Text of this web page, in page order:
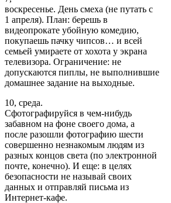
воскресенье. День смеха (не путать с
1 апреля). План: берешь в
видеопрокате убойную комедию,
покупаешь пачку чипсов… и всей
семьей умираете от хохота у экрана
телевизора. Ограничение: не
допускаются пиплы, не выполнившие
домашнее задание на выходные.
10, среда.
Сфотографируйся в чем-нибудь
забавном на фоне своего дома, а
после разошли фотографию шести
совершенно незнакомым людям из
разных концов света (по электронной
почте, конечно). И еще: в целях
безопасности не называй своих
данных и отправляй письма из
Интернет-кафе.